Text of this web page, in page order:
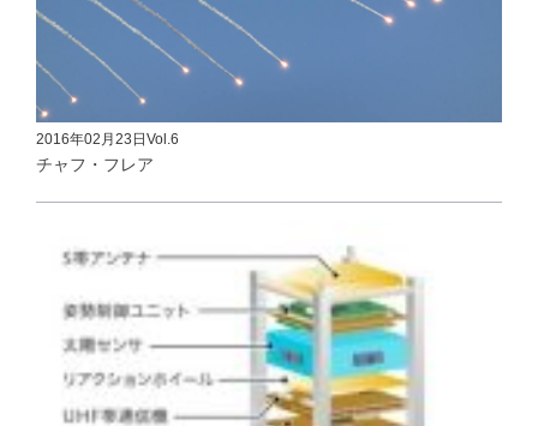
2016年02月23日Vol.6
チャフ・フレア